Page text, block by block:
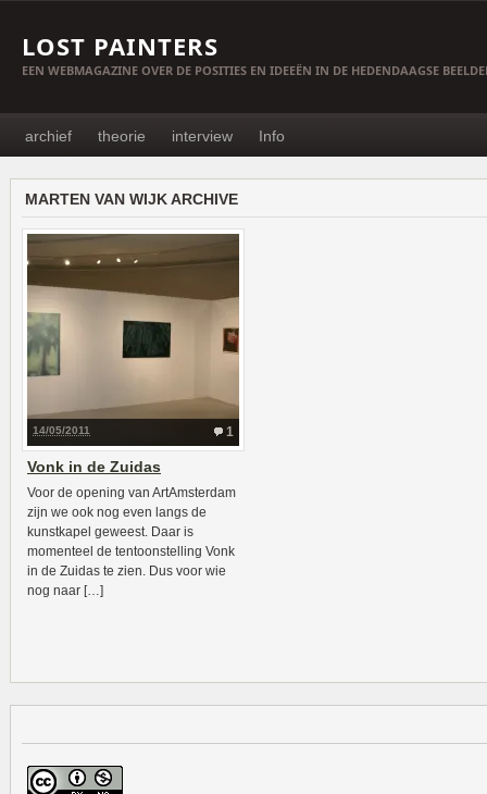
LOST PAINTERS
EEN WEBMAGAZINE OVER DE POSITIES EN IDEEËN IN DE HEDENDAAGSE
archief theorie interview Info
MARTEN VAN WIJK ARCHIVE
1
14/05/2011
Vonk in de Zuidas
Voor de opening van ArtAmsterdam
zijn we ook nog even langs de
kunstkapel geweest. Daar is
momenteel de tentoonstelling Vonk
in de Zuidas te zien. Dus voor wie
nog naar […]